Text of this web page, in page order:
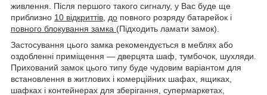
живлення. Після першого такого сигналу, у Вас буде ще
приблизно 10 відкриттів до повного розряду батарейок і
повного блокування замка (Підходить ламати замок).
Застосування цього замка рекомендується в меблях або
оздобленні приміщення — дверцята шаф, тумбочок, шухляди.
Прихований замок цього типу буде чудовим варіантом для
встановлення в житлових і комерційних шафах, ящиках,
шафках і контейнерах для зберігання, супермаркетах,